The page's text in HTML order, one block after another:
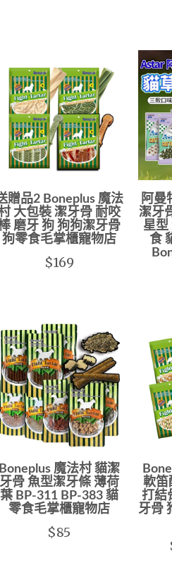
贈品2 Boneplus 魔法
大包裝 潔牙骨 耐咬
磨牙 狗 狗狗潔牙骨
狗零食毛掌櫃寵物店
$169
阿曼
潔牙
星型
食
Boneplus 魔法村 貓潔
牙骨 魚型潔牙條 薄荷
葉 BP-311 BP-383 貓
零食毛掌櫃寵物店
$85
軟笛
打結
牙骨